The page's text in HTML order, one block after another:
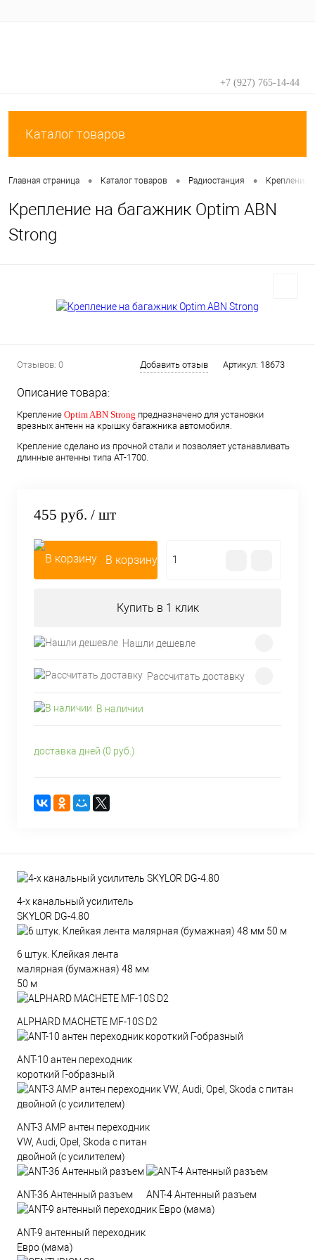
+7 (927) 765-14-44
Каталог товаров
Главная страница • Каталог товаров • Радиостанция • Крепление
Крепление на багажник Optim ABN
Strong
Отзывов: 0 Добавить отзыв Артикул: 18673
Описание товара:
Крепление Optim ABN Strong предназначено для установки
врезных антенн на крышку багажника автомобиля.
Крепление сделано из прочной стали и позволяет устанавливать
длинные антенны типа AT-1700.
455 руб. / шт
В корзину
Купить в 1 клик
Нашли дешевле
Рассчитать доставку
В наличии
доставка дней (0 руб.)
4-х канальный усилитель
SKYLOR DG-4.80
6 штук. Клейкая лента
малярная (бумажная) 48 мм
50 м
ALPHARD MACHETE MF-10S D2
ANT-10 антен переходник
короткий Г-образный
ANT-3 AMP антен переходник
VW, Audi, Opel, Skoda с питан
двойной (с усилителем)
ANT-36 Антенный разъем ANT-4 Антенный разъем
ANT-9 антенный переходник
Евро (мама)